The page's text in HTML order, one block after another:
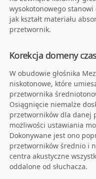
wysokotonowego
jak kształt materiału
przetwornik.
Korekcja domeny
W obudowie głośnika
niskotonowe, które
przetwornika
Osiągnięcie niemalże
przetworników dla danej
możliwości ustawiania
Dokonywane jest ono
przetworników średnio i
centra akustyczne
oddalone od słuchacza.